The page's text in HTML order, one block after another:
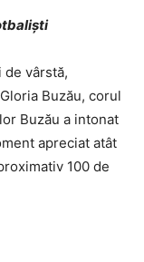
vârstă,
Buzău, corul
Buzău a intonat
apreciat atât
100 de